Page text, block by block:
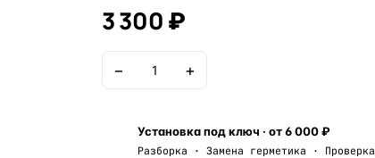
3 300 ₽
− +
Установка под ключ · от 6 000 ₽
Разборка · Замена герметика · Проверка